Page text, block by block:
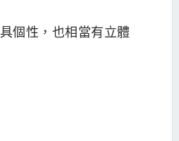
個性，也相當有立體